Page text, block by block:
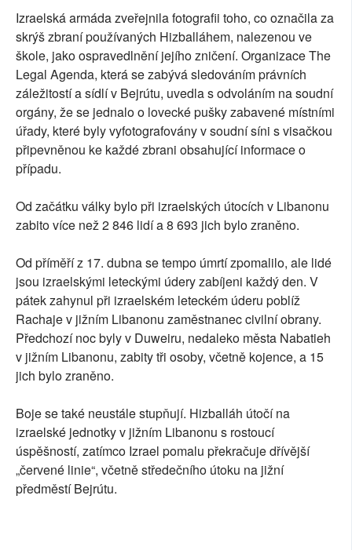
Izraelská armáda zveřejnila fotografii toho, co označila za
skrýš zbraní používaných Hizballáhem, nalezenou ve
škole, jako ospravedlnění jejího zničení. Organizace The
Legal Agenda, která se zabývá sledováním právních
záležitostí a sídlí v Bejrútu, uvedla s odvoláním na soudní
orgány, že se jednalo o lovecké pušky zabavené místními
úřady, které byly vyfotografovány v soudní síni s visačkou
připevněnou ke každé zbrani obsahující informace o
případu.
Od začátku války bylo při izraelských útocích v Libanonu
zabito více než 2 846 lidí a 8 693 jich bylo zraněno.
Od příměří z 17. dubna se tempo úmrtí zpomalilo, ale lidé
jsou izraelskými leteckými údery zabíjeni každý den. V
pátek zahynul při izraelském leteckém úderu poblíž
Rachaje v jižním Libanonu zaměstnanec civilní obrany.
Předchozí noc byly v Duweiru, nedaleko města Nabatieh
v jižním Libanonu, zabity tři osoby, včetně kojence, a 15
jich bylo zraněno.
Boje se také neustále stupňují. Hizballáh útočí na
izraelské jednotky v jižním Libanonu s rostoucí
úspěšností, zatímco Izrael pomalu překračuje dřívější
„červené linie“, včetně středečního útoku na jižní
předměstí Bejrútu.